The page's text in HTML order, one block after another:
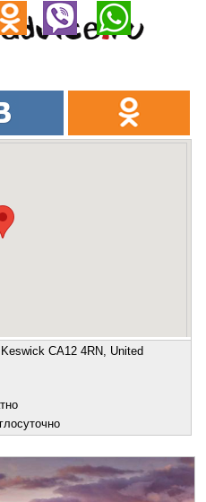
CA12 4RN, United